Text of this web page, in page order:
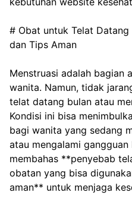
# Obat untuk Telat Datang
dan Tips Aman
Menstruasi adalah bagian
wanita. Namun, tidak
telat datang bulan atau
Kondisi ini bisa
bagi wanita yang sedang
atau mengalami
membahas **penyebab
obatan yang bisa
aman** untuk menjaga